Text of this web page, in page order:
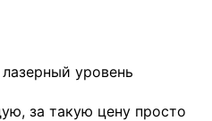
уровень
за такую цену просто